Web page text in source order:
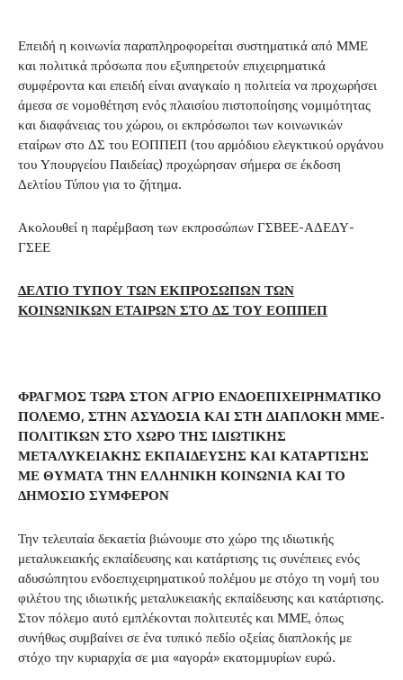
Επειδή η κοινωνία παραπληροφορείται συστηματικά από ΜΜΕ
και πολιτικά πρόσωπα που εξυπηρετούν επιχειρηματικά
συμφέροντα και επειδή είναι αναγκαίο η πολιτεία να προχωρήσει
άμεσα σε νομοθέτηση ενός πλαισίου πιστοποίησης νομιμότητας
και διαφάνειας του χώρου, οι εκπρόσωποι των κοινωνικών
εταίρων στο ΔΣ του ΕΟΠΠΕΠ (του αρμόδιου ελεγκτικού οργάνου
του Υπουργείου Παιδείας) προχώρησαν σήμερα σε έκδοση
Δελτίου Τύπου για το ζήτημα.
Ακολουθεί η παρέμβαση των εκπροσώπων ΓΣΒΕΕ-ΑΔΕΔΥ-
ΓΣΕΕ
ΔΕΛΤΙΟ ΤΥΠΟΥ ΤΩΝ ΕΚΠΡΟΣΩΠΩΝ ΤΩΝ
ΚΟΙΝΩΝΙΚΩΝ ΕΤΑΙΡΩΝ ΣΤΟ ΔΣ ΤΟΥ ΕΟΠΠΕΠ
ΦΡΑΓΜΟΣ ΤΩΡΑ ΣΤΟΝ ΑΓΡΙΟ ΕΝΔΟΕΠΙΧΕΙΡΗΜΑΤΙΚΟ
ΠΟΛΕΜΟ, ΣΤΗΝ ΑΣΥΔΟΣΙΑ ΚΑΙ ΣΤΗ ΔΙΑΠΛΟΚΗ ΜΜΕ-
ΠΟΛΙΤΙΚΩΝ ΣΤΟ ΧΩΡΟ ΤΗΣ ΙΔΙΩΤΙΚΗΣ
ΜΕΤΑΛΥΚΕΙΑΚΗΣ ΕΚΠΑΙΔΕΥΣΗΣ ΚΑΙ ΚΑΤΑΡΤΙΣΗΣ
ΜΕ ΘΥΜΑΤΑ ΤΗΝ ΕΛΛΗΝΙΚΗ ΚΟΙΝΩΝΙΑ ΚΑΙ ΤΟ
ΔΗΜΟΣΙΟ ΣΥΜΦΕΡΟΝ
Την τελευταία δεκαετία βιώνουμε στο χώρο της ιδιωτικής
μεταλυκειακής εκπαίδευσης και κατάρτισης τις συνέπειες ενός
αδυσώπητου ενδοεπιχειρηματικού πολέμου με στόχο τη νομή του
φιλέτου της ιδιωτικής μεταλυκειακής εκπαίδευσης και κατάρτισης.
Στον πόλεμο αυτό εμπλέκονται πολιτευτές και ΜΜΕ, όπως
συνήθως συμβαίνει σε ένα τυπικό πεδίο οξείας διαπλοκής με
στόχο την κυριαρχία σε μια «αγορά» εκατομμυρίων ευρώ.